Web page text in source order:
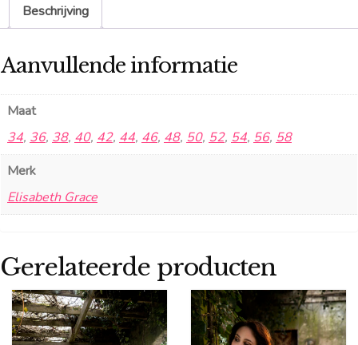
Beschrijving
Aanvullende informatie
Maat
34, 36, 38, 40, 42, 44, 46, 48, 50, 52, 54, 56, 58
Merk
Elisabeth Grace
Gerelateerde producten